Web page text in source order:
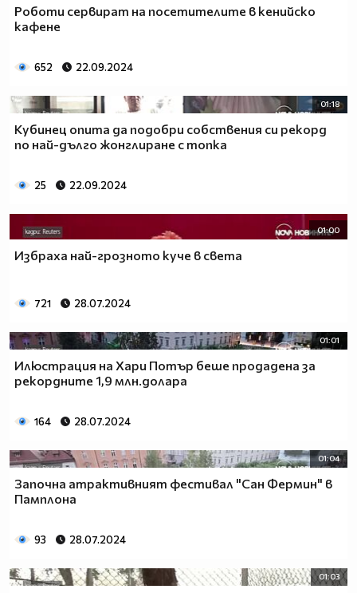
Роботи сервират на посетителите в кенийско
кафене
652 22.09.2024
01:18
Кубинец опита да подобри собствения си рекорд
по най-дълго жонглиране с топка
25 22.09.2024
01:00
Избраха най-грозното куче в света
721 28.07.2024
01:01
Илюстрация на Хари Потър беше продадена за
рекордните 1,9 млн.долара
164 28.07.2024
01:04
Започна атрактивният фестивал "Сан Фермин" в
Памплона
93 28.07.2024
01:03